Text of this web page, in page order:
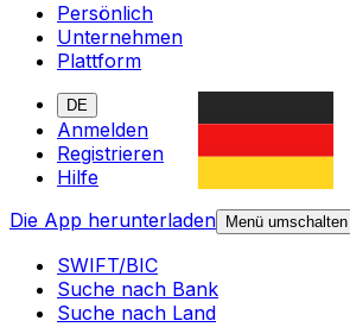
Persönlich
Unternehmen
Plattform
DE
Anmelden
Registrieren
Hilfe
Die App herunterladen
Menü umschalten
SWIFT/BIC
Suche nach Bank
Suche nach Land